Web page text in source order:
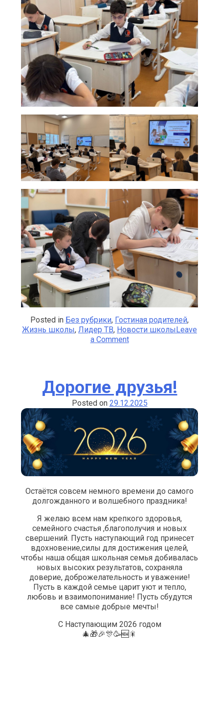
Posted in Без рубрики, Гостиная родителей,
Жизнь школы, Лидер ТВ, Новости школы Leave
a Commenton
школе
прошла
«Олимпиада
Петерсон»!
Дорогие друзья!
Posted on 29.12.2025
Остаётся совсем немного времени до самого
долгожданного и волшебного праздника!
Я желаю всем нам крепкого здоровья,
семейного счастья ,благополучия и новых
свершений. Пусть наступающий год принесет
вдохновение,силы для достижения целей,
чтобы наша общая школьная семья добивалась
новых высоких результатов, сохраняла
доверие, доброжелательность и уважение!
Пусть в каждой семье царит уют и тепло,
любовь и взаимопонимание! Пусть сбудутся
все самые добрые мечты!
С Наступающим 2026 годом
🎄🎁🎉🎊🥳🆕🎇